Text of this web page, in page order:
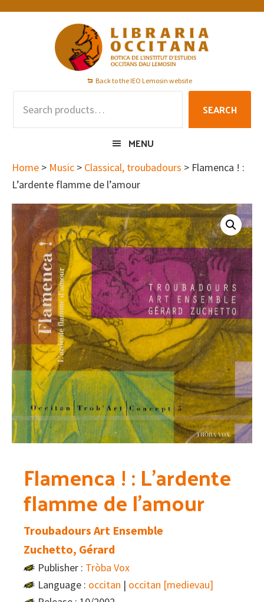
Skip
Skip
Skip
Back to the IEO Lemosin website
SEARCH
MENU
Home > Music > Classical, troubadours > Flamenca ! :
L’ardente flamme de l’amour
Flamenca ! : L’ardente
flamme de l’amour
Troubadours Art Ensemble
Zuchetto, Gérard
Publisher : Tròba Vox
Language : occitan | occitan [medievau]